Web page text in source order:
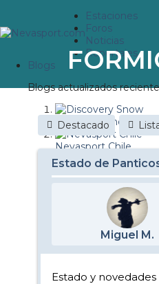
Estaciones
Foros
Noticias
Reportajes
Blogs
Blogs actualizados
Discovery Snow
Nevasport Chile
Esquiaryviajar.com
nevasport blog
Diario de un friki
Destacado
Estado de
Miguel M.
Estado y